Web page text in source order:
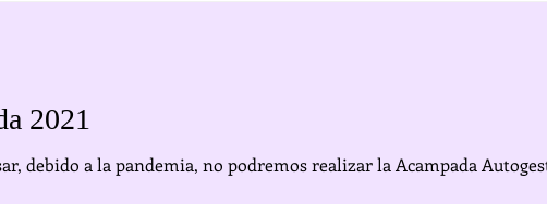
2021
realizar la Acampada Autogestionaria de Verano